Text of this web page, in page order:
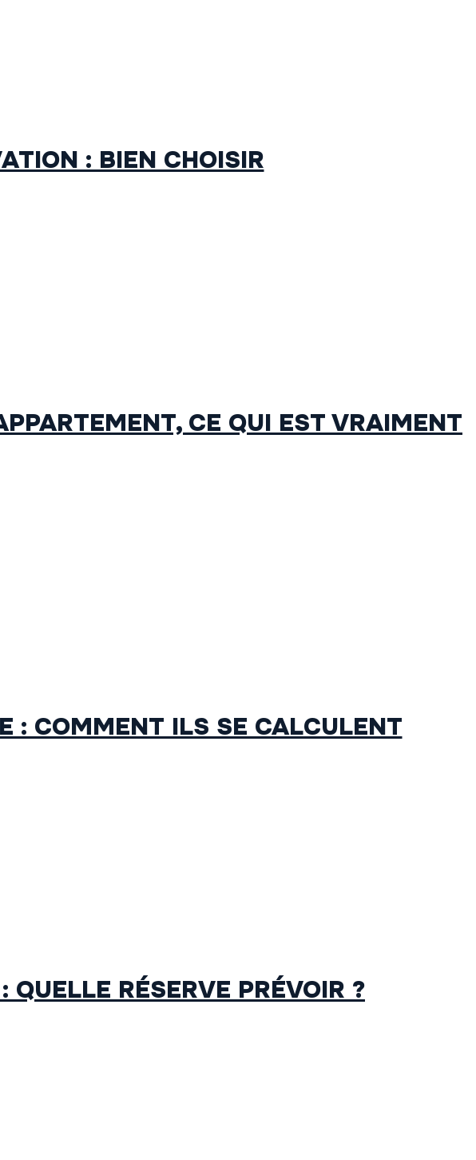
: BIEN CHOISIR
CE QUI EST VRAIMENT
: COMMENT ILS SE CALCULENT
RÉSERVE PRÉVOIR ?